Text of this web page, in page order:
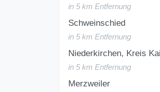
in 5 km Entfernung
Schweinschied
in 5 km Entfernung
Niederkirchen, Kreis
in 5 km Entfernung
Merzweiler